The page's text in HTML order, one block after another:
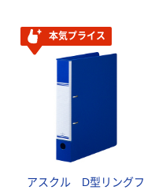
本気プライス
アスクル D型リングフ